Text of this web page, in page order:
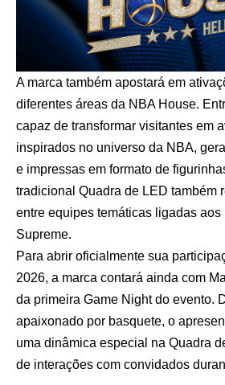
A marca também apostará em
diferentes áreas da NBA House.
capaz de transformar visitantes em
inspirados no universo da NBA,
e impressas em formato de
tradicional Quadra de LED também
entre equipes temáticas ligadas aos
Supreme.
Para abrir oficialmente sua
2026, a marca contará ainda com
da primeira Game Night do evento.
apaixonado por basquete, o
uma dinâmica especial na Quadra
de interações com convidados